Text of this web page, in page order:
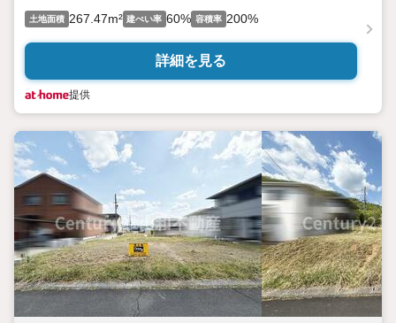
土地面積 267.47m² 建ぺい率 60% 容積率 200%
詳細を見る
提供